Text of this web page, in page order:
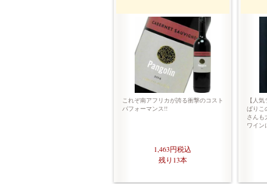
これぞ南アフリカが誇る衝撃のコスト
パフォーマンス!!
1,463円税込
残り13本
【人
ぱりこ
さんも
ワイン